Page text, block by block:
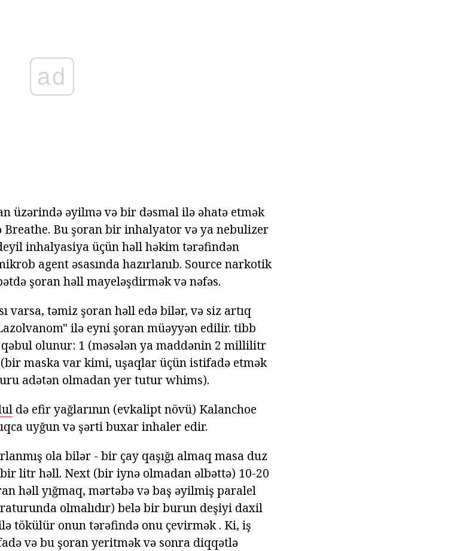
ad
üzərində əyilmə və bir dəsmal ilə əhatə etmək
Bu şoran bir inhalyator və ya nebulizer
inhalyasiya üçün həll həkim tərəfindən
agent əsasında hazırlanıb. Source narkotik
şoran həll mayeləşdirmək və nəfəs.
varsa, təmiz şoran həll edə bilər, və siz artıq
ilə eyni şoran müəyyən edilir. tibb
olunur: 1 (məsələn ya maddənin 2 millilitr
maska var kimi, uşaqlar üçün istifadə etmək
adətən olmadan yer tutur whims).
də efir yağlarının (evkalipt növü) Kalanchoe
uyğun və şərti buxar inhaler edir.
ola bilər - bir çay qaşığı almaq masa duz
litr həll. Next (bir iynə olmadan əlbəttə) 10-20
həll yığmaq, mərtəbə və baş əyilmiş paralel
olmalıdır) belə bir burun deşiyi daxil
tökülür onun tərəfində onu çevirmək . Ki, iş
və bu şoran yeritmək və sonra diqqətlə